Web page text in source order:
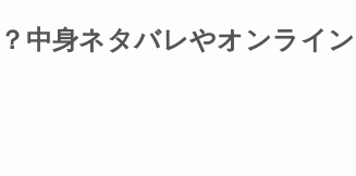
中身ネタバレやオンライン